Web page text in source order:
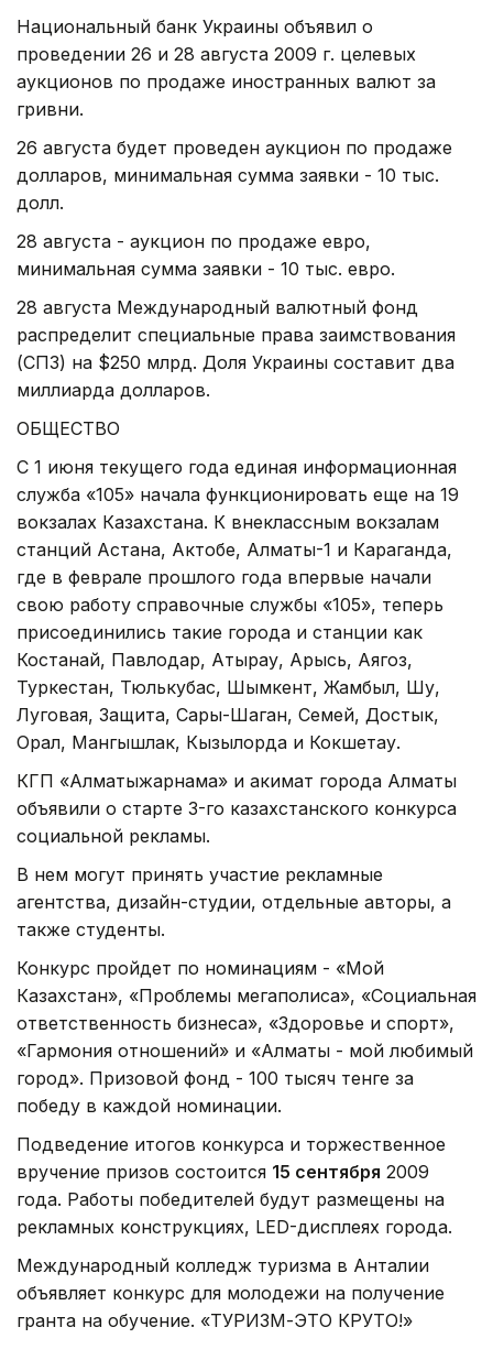
Национальный банк Украины объявил о
проведении 26 и 28 августа 2009 г. целевых
аукционов по продаже иностранных валют за
гривни.
26 августа будет проведен аукцион по продаже
долларов, минимальная сумма заявки - 10 тыс.
долл.
28 августа - аукцион по продаже евро,
минимальная сумма заявки - 10 тыс. евро.
28 августа Международный валютный фонд
распределит специальные права заимствования
(СПЗ) на $250 млрд. Доля Украины составит два
миллиарда долларов.
ОБЩЕСТВО
С 1 июня текущего года единая информационная
служба «105» начала функционировать еще на 19
вокзалах Казахстана. К внеклассным вокзалам
станций Астана, Актобе, Алматы-1 и Караганда,
где в феврале прошлого года впервые начали
свою работу справочные службы «105», теперь
присоединились такие города и станции как
Костанай, Павлодар, Атырау, Арысь, Аягоз,
Туркестан, Тюлькубас, Шымкент, Жамбыл, Шу,
Луговая, Защита, Сары-Шаган, Семей, Достык,
Орал, Мангышлак, Кызылорда и Кокшетау.
КГП «Алматыжарнама» и акимат города Алматы
объявили о старте 3-го казахстанского конкурса
социальной рекламы.
В нем могут принять участие рекламные
агентства, дизайн-студии, отдельные авторы, а
также студенты.
Конкурс пройдет по номинациям - «Мой
Казахстан», «Проблемы мегаполиса», «Социальная
ответственность бизнеса», «Здоровье и спорт»,
«Гармония отношений» и «Алматы - мой любимый
город». Призовой фонд - 100 тысяч тенге за
победу в каждой номинации.
Подведение итогов конкурса и торжественное
вручение призов состоится 15 сентября 2009
года. Работы победителей будут размещены на
рекламных конструкциях, LED-дисплеях города.
Международный колледж туризма в Анталии
объявляет конкурс для молодежи на получение
гранта на обучение. «ТУРИЗМ-ЭТО КРУТО!»